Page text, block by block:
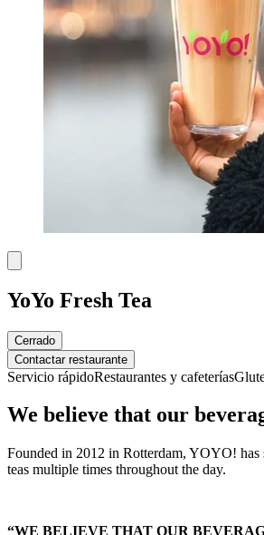
YoYo Fresh Tea
Cerrado
Contactar restaurante
Servicio rápidoRestaurantes y cafeterías
We believe that our
Founded in 2012 in Rotterdam, YOYO! has
teas multiple times throughout the day.
“WE BELIEVE THAT OUR